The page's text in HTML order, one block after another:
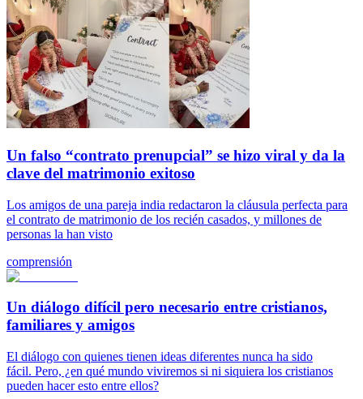
Un falso “contrato prenupcial” se hizo viral y da la
clave del matrimonio exitoso
Los amigos de una pareja india redactaron la cláusula perfecta para
el contrato de matrimonio de los recién casados, y millones de
personas la han visto
comprensión
Un diálogo difícil pero necesario entre cristianos,
familiares y amigos
El diálogo con quienes tienen ideas diferentes nunca ha sido
fácil. Pero, ¿en qué mundo viviremos si ni siquiera los cristianos
pueden hacer esto entre ellos?